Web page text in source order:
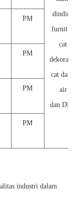
dinding
furnitur,
cat
dekoratif,
cat dasar
air
dan DLL
PM
PM
PM
PM
industri dalam